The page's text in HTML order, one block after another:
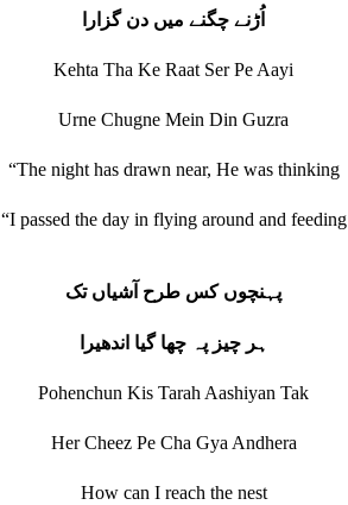
اُڑنے چگنے میں دن گزارا
Kehta Tha Ke Raat Ser Pe Aayi
Urne Chugne Mein Din Guzra
“The night has drawn near, He was thinking
“I passed the day in flying around and feeding
پہنچوں کس طرح آشیاں تک
ہر چیز پہ چھا گیا اندھیرا
Pohenchun Kis Tarah Aashiyan Tak
Her Cheez Pe Cha Gya Andhera
How can I reach the nest